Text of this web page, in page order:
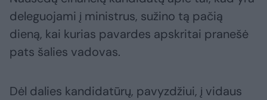
deleguojami į ministrus, sužino tą pačią
dieną, kai kurias pavardes apskritai pranešė
pats šalies vadovas.
Dėl dalies kandidatūrų, pavyzdžiui, į vidaus